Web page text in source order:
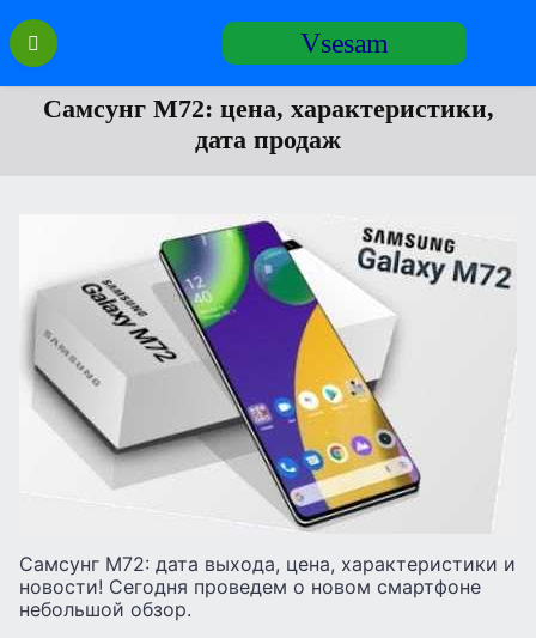
Перейти
содержанию
Vsesam
Самсунг М72: цена, характеристики,
дата продаж
Самсунг М72: дата выхода, цена, характеристики и
новости! Сегодня проведем о новом смартфоне
небольшой обзор.